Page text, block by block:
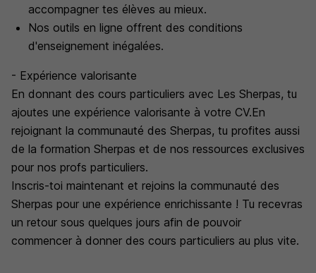
accompagner tes élèves au mieux.
Nos outils en ligne offrent des conditions
d'enseignement inégalées.
- Expérience valorisante
En donnant des cours particuliers avec Les Sherpas, tu
ajoutes une expérience valorisante à votre CV.En
rejoignant la communauté des Sherpas, tu profites aussi
de la formation Sherpas et de nos ressources exclusives
pour nos profs particuliers.
Inscris-toi maintenant et rejoins la communauté des
Sherpas pour une expérience enrichissante ! Tu recevras
un retour sous quelques jours afin de pouvoir
commencer à donner des cours particuliers au plus vite.